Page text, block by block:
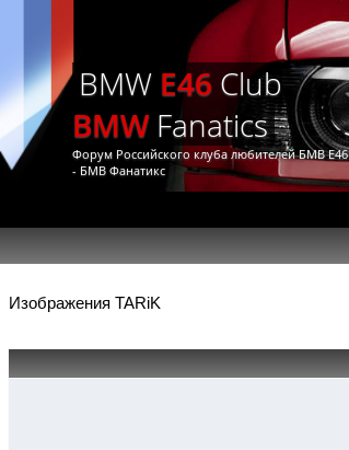
BMW E46 Club
BMWFanatics
Форум Российского клуба любителей БМВ Е46
- БМВ Фанатикс
Изображения TARiK